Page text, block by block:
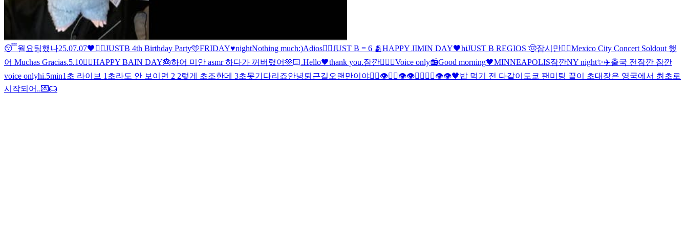
😴월요팅했나25.07.07🖤 ✌🏻JUSTB 4th Birthday Party🩵FRIDAY♥nightNothing much:)Adios🖐🏻JUST B = 6 🫂HAPPY JIMIN DAY🖤hiJUST B REGIOS 🤠잠시만🖐🏻Mexico City Concert Soldout 했
어 Muchas Gracias.5.10🖐🏻HAPPY BAIN DAY🎂하어 미안 asmr 하다가 꺼버렸어🫶🏻.Hello🖤thank you.잠깐🖐🏻 🖤Voice only📻Good morning🖤MINNEAPOLIS잠깐NY night✨✈️출국 전 잠깐 잠깐
voice onlyhi.5min1초 라이브 1초라도 안 보이면 2 2렇게 초조한데 3초못기다리죠안녕퇴근길 오랜만이야🖐🏻👁🖐🏻👁👁🖐🏻🖐🏻👁👁🖤밥 먹기 전 다같이 도쿄 팬미팅 끝이 초대장은 영국에서 최초로
시작되어..💌🎂